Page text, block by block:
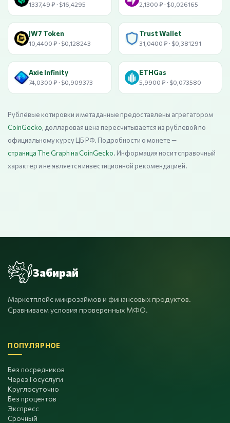
1337,49 ₽ · $16,4295 2,1300 ₽ · $0,026165
JW7 Token
10,4400 ₽ · $0,128243
Trust Wallet
31,0400 ₽ · $0,381291
Axie Infinity
74,0300 ₽ · $0,909373
ETHGas
5,9900 ₽ · $0,073580
Рублёвые котировки и метаданные предоставлены агрегатором
CoinGecko, долларовая цена пересчитывается из рублёвой по
официальному курсу ЦБ РФ. Подробности о монете —
страница The Graph на CoinGecko. Информация носит справочный
характер и не является инвестиционной рекомендацией.
Забирай
Маркетплейс микрозаймов и финансовых продуктов.
Сравниваем условия проверенных МФО.
ПОПУЛЯРНОЕ
Без посредников
Через Госуслуги
Круглосуточно
Без процентов
Экспресс
Срочный